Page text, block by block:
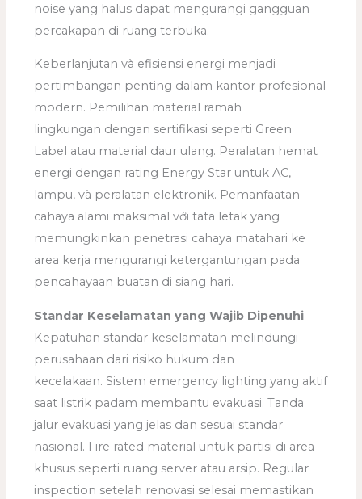
noise yang halus dapat mengurangi gangguan
percakapan di ruang terbuka.
Keberlanjutan và efisiensi energi menjadi
pertimbangan penting dalam kantor profesional
modern. Pemilihan material ramah
lingkungan dengan sertifikasi seperti Green
Label atau material daur ulang. Peralatan hemat
energi dengan rating Energy Star untuk AC,
lampu, và peralatan elektronik. Pemanfaatan
cahaya alami maksimal với tata letak yang
memungkinkan penetrasi cahaya matahari ke
area kerja mengurangi ketergantungan pada
pencahayaan buatan di siang hari.
Standar Keselamatan yang Wajib Dipenuhi
Kepatuhan standar keselamatan melindungi
perusahaan dari risiko hukum dan
kecelakaan. Sistem emergency lighting yang aktif
saat listrik padam membantu evakuasi. Tanda
jalur evakuasi yang jelas dan sesuai standar
nasional. Fire rated material untuk partisi di area
khusus seperti ruang server atau arsip. Regular
inspection setelah renovasi selesai memastikan